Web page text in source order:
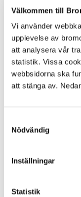
Välkommen till
Vi använder
upplevelse av
att analysera vår
statistik. Vissa
webbsidorna ska
att stänga av.
Nödvändig
Inställningar
Statistik
För att ta del av
hr@bromolla.se
Vi följer
implementeringen
uppfylla de krav